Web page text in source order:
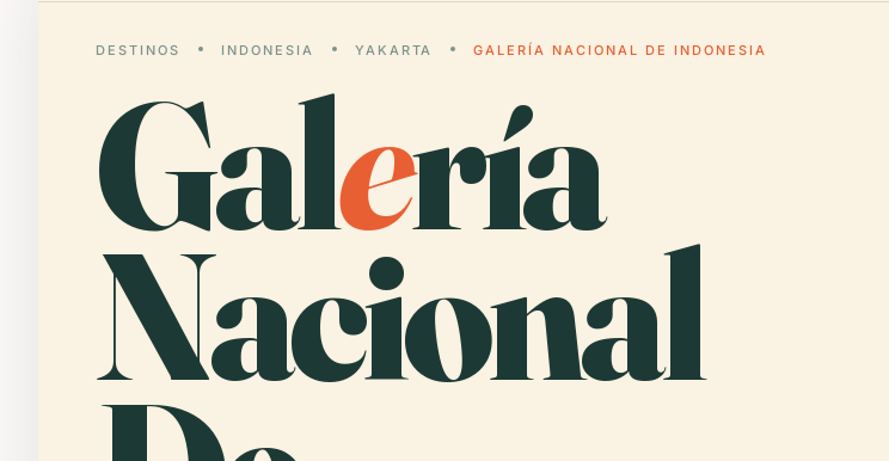
DESTINOS INDONESIA YAKARTA GALERÍA NACIONAL DE INDONESIA
Galería
Nacional